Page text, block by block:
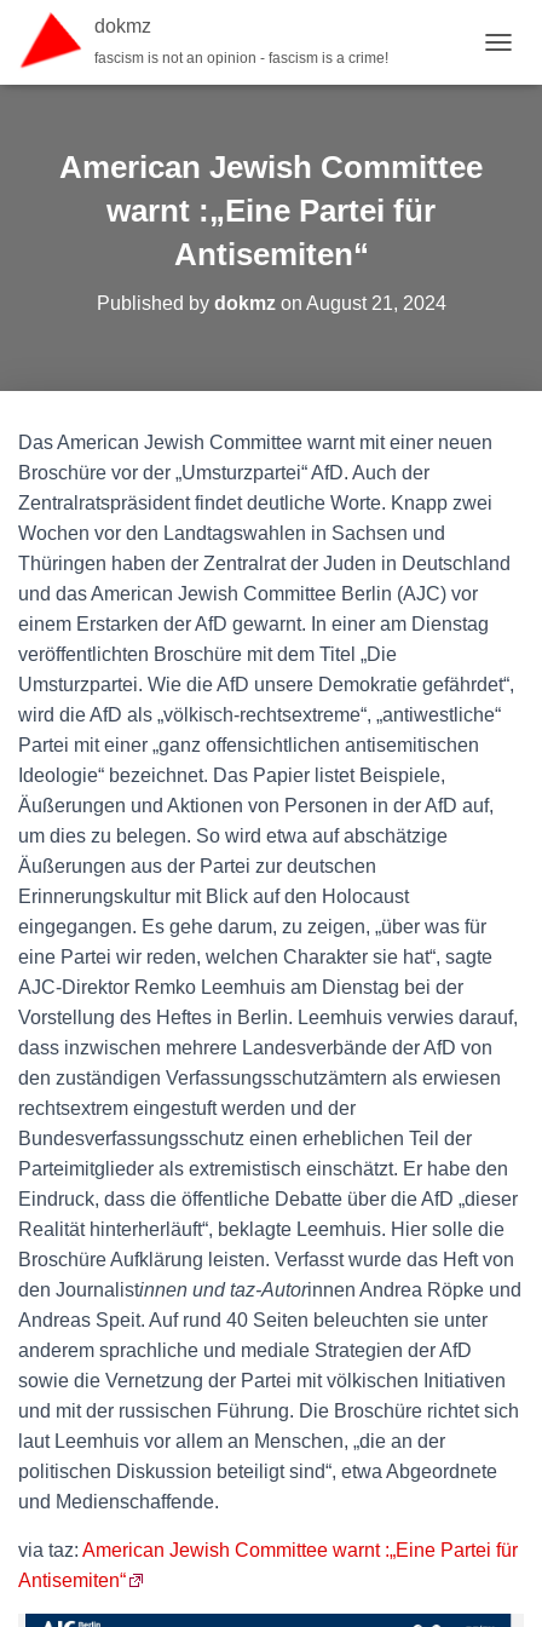
dokmz
fascism is not an opinion - fascism is a crime!
American Jewish Committee
warnt :„Eine Partei für
Antisemiten“
Published by dokmzon August 21, 2024
Das American Jewish Committee warnt mit einer neuen
Broschüre vor der „Umsturzpartei“ AfD. Auch der
Zentralratspräsident findet deutliche Worte. Knapp zwei
Wochen vor den Landtagswahlen in Sachsen und
Thüringen haben der Zentralrat der Juden in Deutschland
und das American Jewish Committee Berlin (AJC) vor
einem Erstarken der AfD gewarnt. In einer am Dienstag
veröffentlichten Broschüre mit dem Titel „Die
Umsturzpartei. Wie die AfD unsere Demokratie gefährdet“,
wird die AfD als „völkisch-rechtsextreme“, „antiwestliche“
Partei mit einer „ganz offensichtlichen antisemitischen
Ideologie“ bezeichnet. Das Papier listet Beispiele,
Äußerungen und Aktionen von Personen in der AfD auf,
um dies zu belegen. So wird etwa auf abschätzige
Äußerungen aus der Partei zur deutschen
Erinnerungskultur mit Blick auf den Holocaust
eingegangen. Es gehe darum, zu zeigen, „über was für
eine Partei wir reden, welchen Charakter sie hat“, sagte
AJC-Direktor Remko Leemhuis am Dienstag bei der
Vorstellung des Heftes in Berlin. Leemhuis verwies darauf,
dass inzwischen mehrere Landesverbände der AfD von
den zuständigen Verfassungsschutzämtern als erwiesen
rechtsextrem eingestuft werden und der
Bundesverfassungsschutz einen erheblichen Teil der
Parteimitglieder als extremistisch einschätzt. Er habe den
Eindruck, dass die öffentliche Debatte über die AfD „dieser
Realität hinterherläuft“, beklagte Leemhuis. Hier solle die
Broschüre Aufklärung leisten. Verfasst wurde das Heft von
den Jour­na­lis­tin­nen und taz-Autorinnen Andrea Röpke und
Andreas Speit. Auf rund 40 Seiten beleuchten sie unter
anderem sprachliche und mediale Strategien der AfD
sowie die Vernetzung der Partei mit völkischen Initiativen
und mit der russischen Führung. Die Broschüre richtet sich
laut Leemhuis vor allem an Menschen, „die an der
politischen Diskussion beteiligt sind“, etwa Abgeordnete
und Medienschaffende.
via taz: American Jewish Committee warnt :„Eine Partei für
Antisemiten“